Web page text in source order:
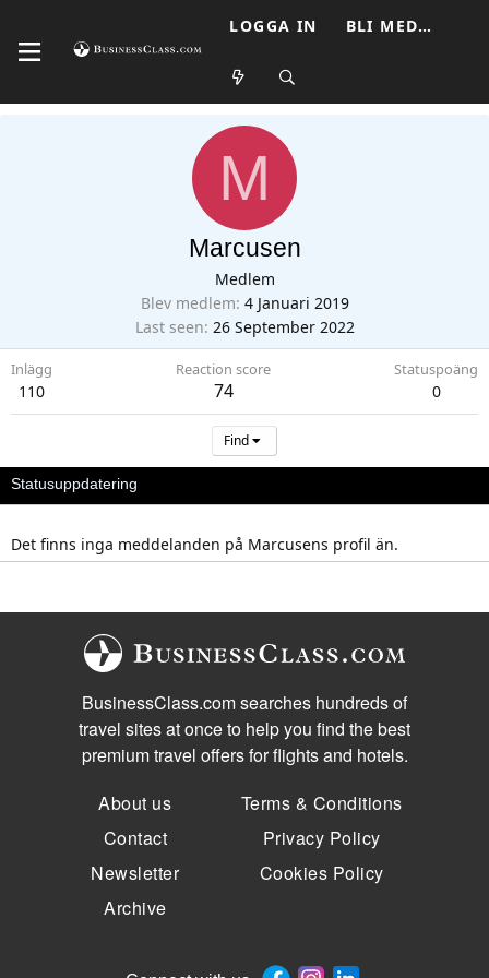
LOGGA IN BLI MEDLEM
M
Marcusen
Medlem
Blev medlem 4 Januari 2019
Last seen 26 September 2022
Inlägg
110
Reaction score
74
Statuspoäng
0
Find
Statusuppdatering
Det finns inga meddelanden på Marcusens profil än.
BusinessClass.com searches hundreds of
travel sites at once to help you find the best
premium travel offers for flights and hotels.
About us
Contact
Newsletter
Archive
Terms & Conditions
Privacy Policy
Cookies Policy